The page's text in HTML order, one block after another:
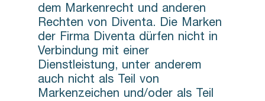
dem Markenrecht und anderen
Rechten von Diventa. Die Marken
der Firma Diventa dürfen nicht in
Verbindung mit einer
Dienstleistung, unter anderem
auch nicht als Teil von
Markenzeichen und/oder als Teil